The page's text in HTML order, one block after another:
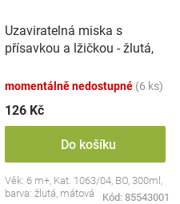
Uzaviratelná miska s
přísavkou a lžičkou - žlutá,
momentálně nedostupné (6 ks)
126 Kč
Do košíku
Věk: 6 m+, Kat. 1063/04, BO, 300ml,
barva: žlutá, mátová
Kód: 85543001